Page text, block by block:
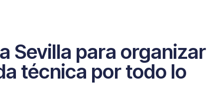
Sevilla para organizar
técnica por todo lo